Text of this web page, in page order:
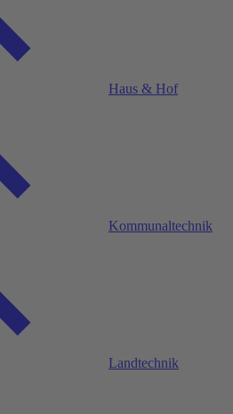
Haus & Hof
Kommunaltechnik
Landtechnik